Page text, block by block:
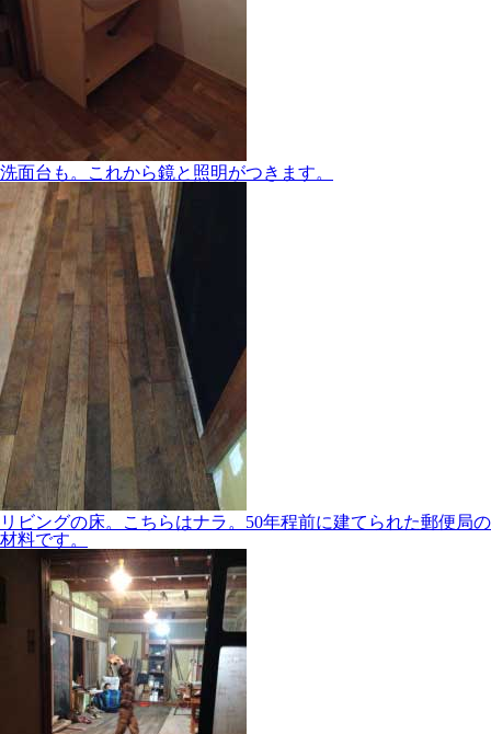
洗面台も。これから鏡と照明がつきます。
リビングの床。こちらはナラ。50年程前に建てられた郵便局の
材料です。